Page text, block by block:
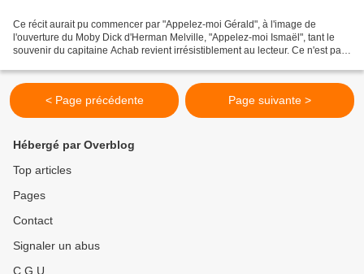
Ce récit aurait pu commencer par "Appelez-moi Gérald", à l'image de
l'ouverture du Moby Dick d'Herman Melville, "Appelez-moi Ismaël", tant le
souvenir du capitaine Achab revient irrésistiblement au lecteur. Ce n'est pas
< Page précédente Page suivante >
Hébergé par Overblog
Top articles
Pages
Contact
Signaler un abus
C.G.U.